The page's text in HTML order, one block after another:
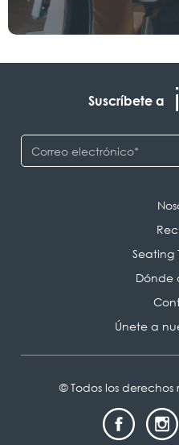
Suscríbete a
Seating
Dónde
Únete a
© Todos los derechos